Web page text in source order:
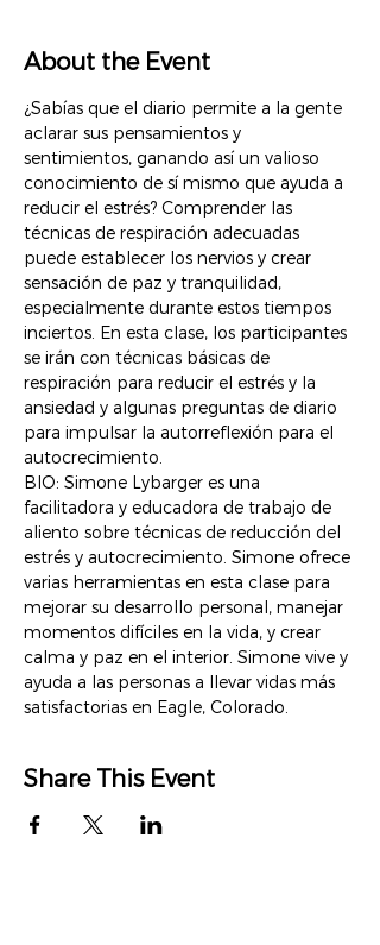
About the Event
¿Sabías que el diario permite a la gente
aclarar sus pensamientos y
sentimientos, ganando así un valioso
conocimiento de sí mismo que ayuda a
reducir el estrés? Comprender las
técnicas de respiración adecuadas
puede establecer los nervios y crear
sensación de paz y tranquilidad,
especialmente durante estos tiempos
inciertos. En esta clase, los participantes
se irán con técnicas básicas de
respiración para reducir el estrés y la
ansiedad y algunas preguntas de diario
para impulsar la autorreflexión para el
autocrecimiento.
BIO: Simone Lybarger es una
facilitadora y educadora de trabajo de
aliento sobre técnicas de reducción del
estrés y autocrecimiento. Simone ofrece
varias herramientas en esta clase para
mejorar su desarrollo personal, manejar
momentos difíciles en la vida, y crear
calma y paz en el interior. Simone vive y
ayuda a las personas a llevar vidas más
satisfactorias en Eagle, Colorado.
Share This Event